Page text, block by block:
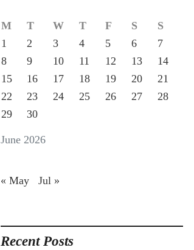
June 2026
M T W T F S
S
1
2 3 4 5 6
7
8
9 10 11 12 13
14
15
16 17 18 19 20
21
22
23 24 25 26 27
28
29
30
« May Jul »
Recent Posts